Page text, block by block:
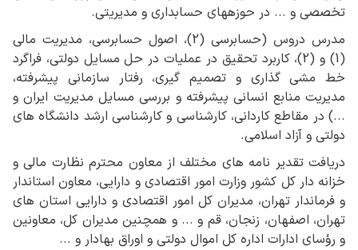
تخصصی و ... در حوزه‎های حسابداری و مدیریتی.
مدرس دروس (حسابرسی (2)، اصول حسابرسی، مدیریت مالی
(1) و (2)، کاربرد تحقیق در عملیات در حل مسایل دولتی، فراگرد
خط مشی گذاری و تصمیم گیری، رفتار سازمانی پیشرفته،
مدیریت منابع انسانی پیشرفته و بررسی مسایل مدیریت ایران و
...) در مقاطع کاردانی، کارشناسی و کارشناسی ارشد دانشگاه های
دولتی و آزاد اسلامی.
دریافت تقدیر نامه های مختلف از معاون محترم نظارت مالی و
خزانه دار کل کشور وزارت امور اقتصادی و دارایی، معاون استاندار
و فرماندار تهران، مدیران کل امور اقتصادی و دارایی استان های
تهران، اصفهان، زنجان، قم و ... و همچنین مدیران کل، معاونین
و رؤسای ادارات اداره کل اموال دولتی و اوراق بهادار و ...